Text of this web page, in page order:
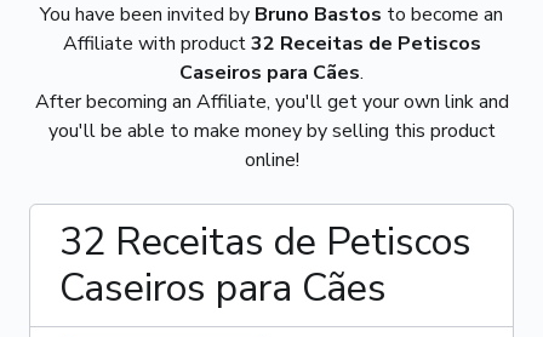
You have been invited by Bruno Bastos to become an
Affiliate with product32 Receitas de Petiscos
Caseiros para Cães.
After becoming an Affiliate, you'll get your own link and
you'll be able to make money by selling this product
online!
32 Receitas de Petiscos
Caseiros para Cães